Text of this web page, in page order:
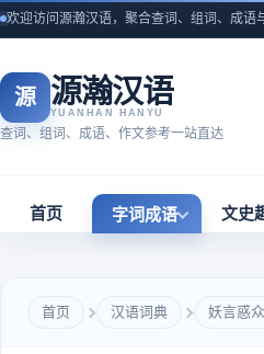
欢迎访问源瀚汉语，聚合查词、组词、成语
源 源瀚汉语
YUANHAN HANYU
查词、组词、成语、作文参考一站直达
首页 字词成语 文史
首页 汉语词典 妖言惑众